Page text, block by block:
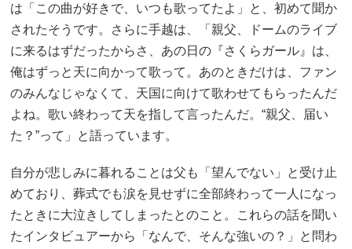
は「この曲が好きで、いつも歌ってたよ」と、初めて聞か
されたそうです。さらに手越は、「親父、ドームのライブ
に来るはずだったからさ、あの日の『さくらガール』は、
俺はずっと天に向かって歌って。あのときだけは、ファン
のみんなじゃなくて、天国に向けて歌わせてもらったんだ
よね。歌い終わって天を指して言ったんだ。“親父、届い
た？”って」と語っています。
自分が悲しみに暮れることは父も「望んでない」と受け止
めており、葬式でも涙を見せずに全部終わって一人になっ
たときに大泣きしてしまったとのこと。これらの話を聞い
たインタビュアーから「なんで、そんな強いの？」と問わ